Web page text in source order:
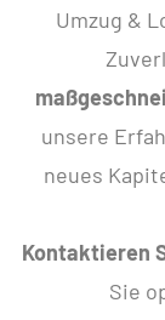
Umzug &
unsere
neues
Kontaktieren
Sie